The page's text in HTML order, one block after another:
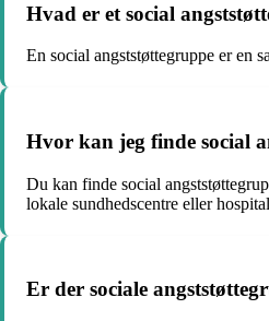
Hvad er et social
En social angststøttegruppe er en
Hvor kan jeg finde social
Du kan finde social
lokale sundhedscentre eller
Er der sociale